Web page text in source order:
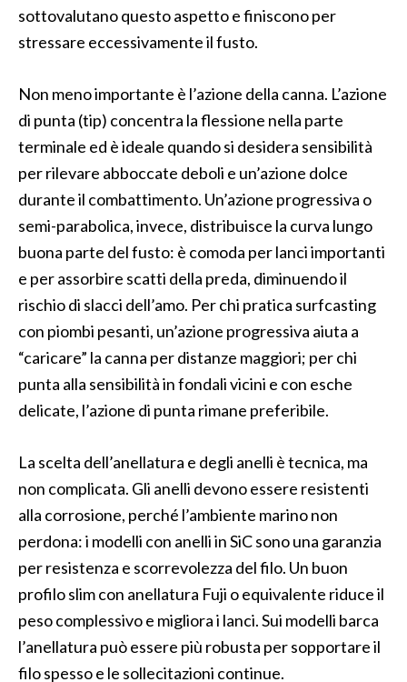
sottovalutano questo aspetto e finiscono per
stressare eccessivamente il fusto.
Non meno importante è l’azione della canna. L’azione
di punta (tip) concentra la flessione nella parte
terminale ed è ideale quando si desidera sensibilità
per rilevare abboccate deboli e un’azione dolce
durante il combattimento. Un’azione progressiva o
semi-parabolica, invece, distribuisce la curva lungo
buona parte del fusto: è comoda per lanci importanti
e per assorbire scatti della preda, diminuendo il
rischio di slacci dell’amo. Per chi pratica surfcasting
con piombi pesanti, un’azione progressiva aiuta a
“caricare” la canna per distanze maggiori; per chi
punta alla sensibilità in fondali vicini e con esche
delicate, l’azione di punta rimane preferibile.
La scelta dell’anellatura e degli anelli è tecnica, ma
non complicata. Gli anelli devono essere resistenti
alla corrosione, perché l’ambiente marino non
perdona: i modelli con anelli in SiC sono una garanzia
per resistenza e scorrevolezza del filo. Un buon
profilo slim con anellatura Fuji o equivalente riduce il
peso complessivo e migliora i lanci. Sui modelli barca
l’anellatura può essere più robusta per sopportare il
filo spesso e le sollecitazioni continue.